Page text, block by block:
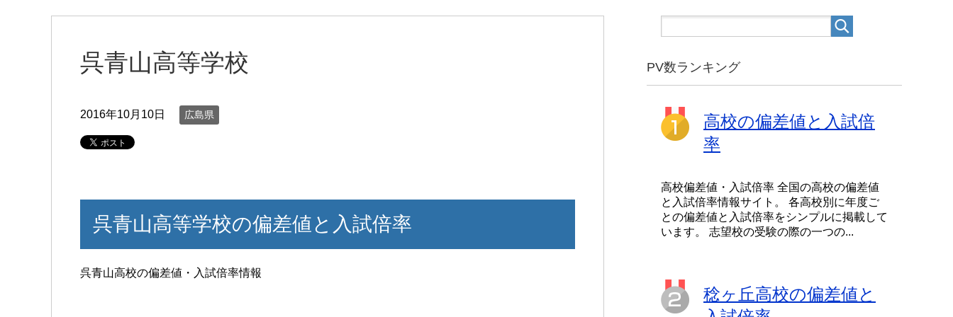
呉青山高等学校
2016年10月10日 広島県
呉青山高等学校の偏差値と入試倍率
呉青山高校の偏差値・入試倍率情報
PV数ランキング
高校の偏差値と入試倍
率
高校偏差値・入試倍率 全国の高校の偏差値
と入試倍率情報サイト。 各高校別に年度ご
との偏差値と入試倍率をシンプルに掲載して
います。 志望校の受験の際の一つの...
稔ヶ丘高校の偏差値と